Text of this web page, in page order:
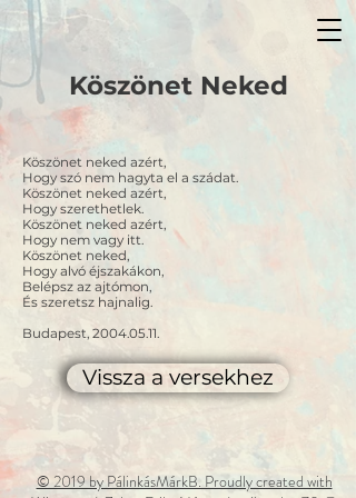
Köszönet Neked
Köszönet neked azért,
Hogy szó nem hagyta el a szádat.
Köszönet neked azért,
Hogy szerethetlek.
Köszönet neked azért,
Hogy nem vagy itt.
Köszönet neked,
Hogy alvó éjszakákon,
Belépsz az ajtómon,
És szeretsz hajnalig.
Budapest, 2004.05.11.
Vissza a versekhez
© 2019 by PálinkásMárkB. Proudly created with